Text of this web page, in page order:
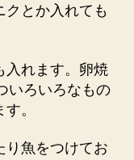
クとか入れても
入れます。卵焼
いろいろなもの
。
り魚をつけてお